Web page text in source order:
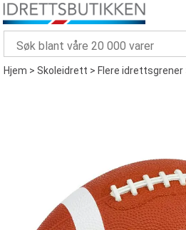
Hjem>Skoleidrett>Flere idrettsgrener